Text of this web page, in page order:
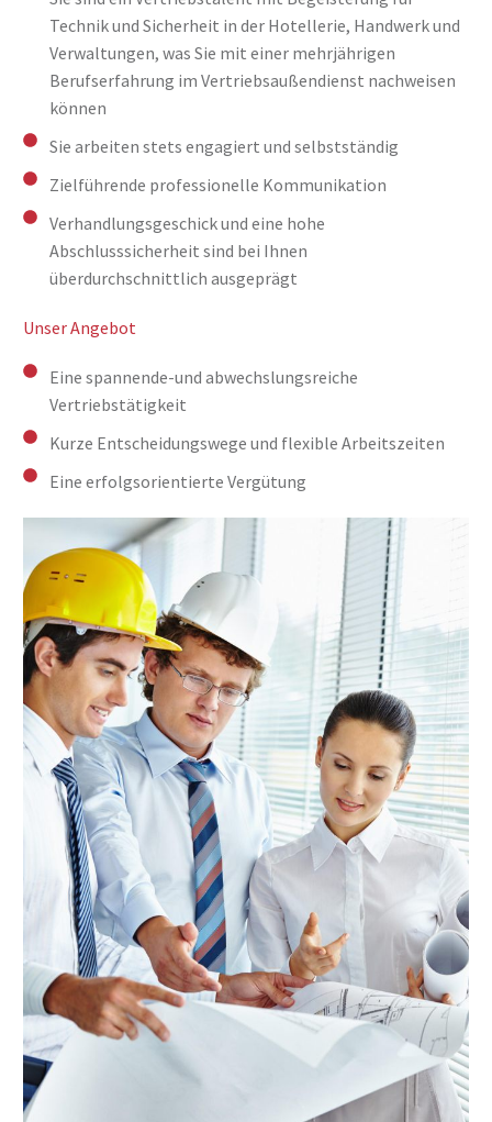
Technik und Sicherheit in der Hotellerie, Handwerk und
Verwaltungen, was Sie mit einer mehrjährigen
Berufserfahrung im Vertriebsaußendienst nachweisen
können
Sie arbeiten stets engagiert und selbstständig
Zielführende professionelle Kommunikation
Verhandlungsgeschick und eine hohe
Abschlusssicherheit sind bei Ihnen
überdurchschnittlich ausgeprägt
Unser Angebot
Eine spannende-und abwechslungsreiche
Vertriebstätigkeit
Kurze Entscheidungswege und flexible Arbeitszeiten
Eine erfolgsorientierte Vergütung